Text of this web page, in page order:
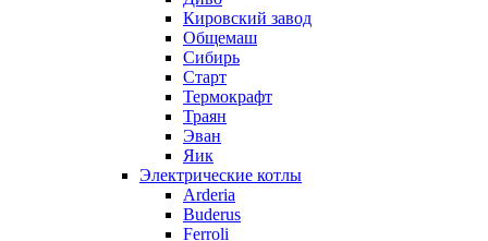
Кировский завод
Общемаш
Сибирь
Старт
Термокрафт
Траян
Эван
Яик
Электрические котлы
Arderia
Buderus
Ferroli